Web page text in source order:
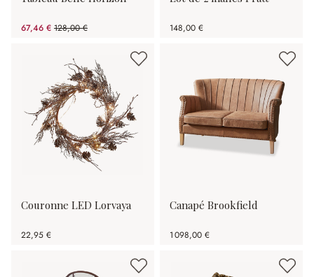
67,46 € 128,00 €
(47.3%spared) 148,00 €
Couronne LED Lorvaya
22,95 €
Canapé Brookfield
1 098,00 €